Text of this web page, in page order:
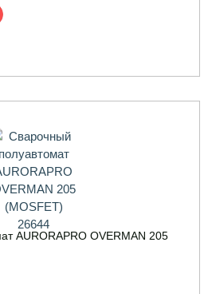
AURORAPRO OVERMAN 205